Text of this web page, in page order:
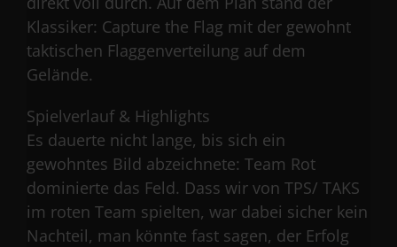
Klassiker: Capture the Flag mit der gewohnt
taktischen Flaggenverteilung auf dem
Gelände.
Spielverlauf & Highlights
Es dauerte nicht lange, bis sich ein
gewohntes Bild abzeichnete: Team Rot
dominierte das Feld. Dass wir von TPS/ TAKS
im roten Team spielten, war dabei sicher kein
Nachteil, man könnte fast sagen, der Erfolg